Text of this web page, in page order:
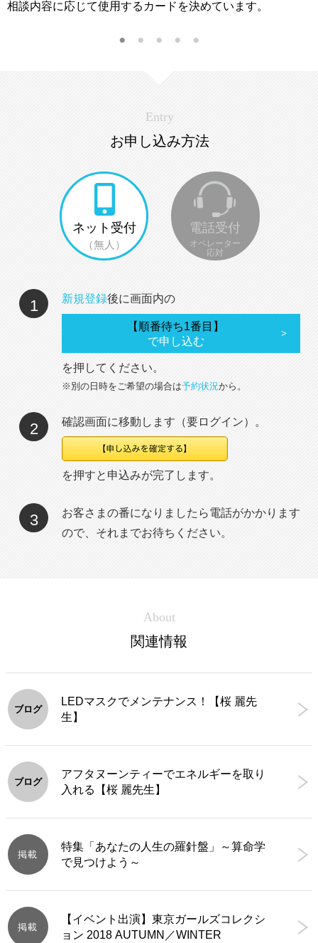
がわかりやすくインスピレーションが湧きあがるカー
Entry
お申し込み方法
ネット受付
（無人）
電話受付
オペレーター
応対
1 新規登録後に画面内の
【順番待ち1番目】
で申し込む
を押してください。
※別の日時をご希望の場合は予約状況から。
2 確認画面に移動します（要ログイン）。
を押すと申込みが完了します。
3
お客さまの番になりましたら電話がかかります
ので、それまでお待ちください。
About
関連情報
ブログ
LEDマスクでメンテナンス！【桜 麗先
生】
ブログ
アフタヌーンティーでエネルギーを取り
入れる【桜 麗先生】
掲載
特集「あなたの人生の羅針盤」～算命学
で見つけよう～
掲載
【イベント出演】東京ガールズコレクシ
ョン 2018 AUTUMN／WINTER